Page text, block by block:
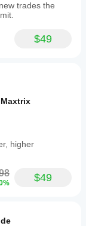
trades the
$49
higher
$49